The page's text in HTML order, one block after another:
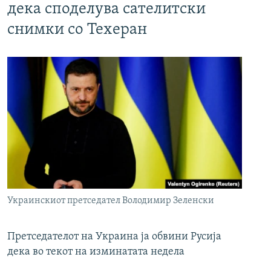
дека споделува сателитски
снимки со Техеран
Украинскиот претседател Володимир Зеленски
Претседателот на Украина ја обвини Русија
дека во текот на изминатата недела